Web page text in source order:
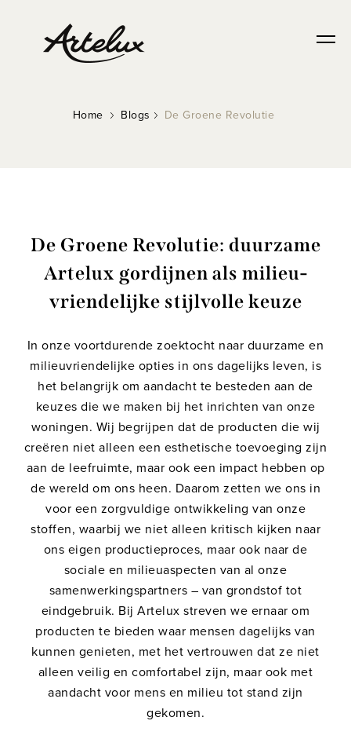
Home Blogs De Groene Revolutie
De Groene Revolutie: duurzame
Artelux gordijnen als milieu-
vriendelijke stijlvolle keuze
In onze voortdurende zoektocht naar duurzame en
milieuvriendelijke opties in ons dagelijks leven, is
het belangrijk om aandacht te besteden aan de
keuzes die we maken bij het inrichten van onze
woningen. Wij begrijpen dat de producten die wij
creëren niet alleen een esthetische toevoeging zijn
aan de leefruimte, maar ook een impact hebben op
de wereld om ons heen. Daarom zetten we ons in
voor een zorgvuldige ontwikkeling van onze
stoffen, waarbij we niet alleen kritisch kijken naar
ons eigen productieproces, maar ook naar de
sociale en milieuaspecten van al onze
samenwerkingspartners – van grondstof tot
eindgebruik. Bij Artelux streven we ernaar om
producten te bieden waar mensen dagelijks van
kunnen genieten, met het vertrouwen dat ze niet
alleen veilig en comfortabel zijn, maar ook met
aandacht voor mens en milieu tot stand zijn
gekomen.